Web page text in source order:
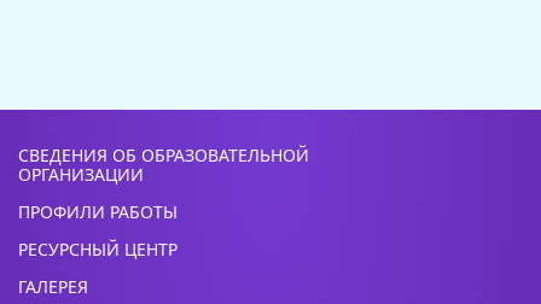
СВЕДЕНИЯ ОБ ОБРАЗОВАТЕЛЬНОЙ
ОРГАНИЗАЦИИ
ПРОФИЛИ РАБОТЫ
РЕСУРСНЫЙ ЦЕНТР
ГАЛЕРЕЯ